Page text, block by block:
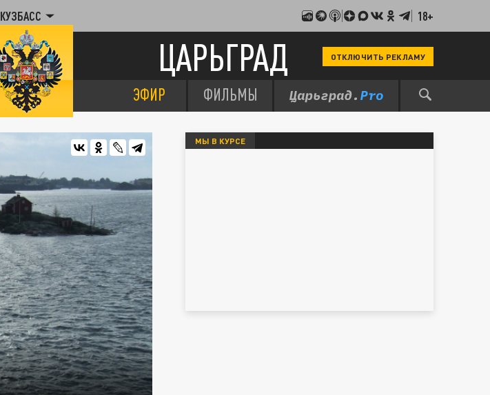
КУЗБАСС 18+
ЦАРЬГРАД ОТКЛЮЧИТЬ РЕКЛАМУ
ЭФИР ФИЛЬМЫ
МЫ В КУРСЕ